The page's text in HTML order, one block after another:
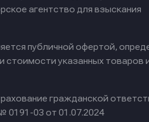
агентство для взыскания
публичной офертой,
указанных товаров и
гражданской
0191-03 от 01.07.2024